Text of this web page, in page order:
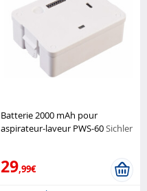
Batterie 2000 mAh pour
aspirateur-laveur PWS-60Sichler
29,99€